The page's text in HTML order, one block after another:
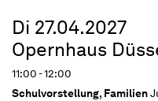
Di 27.04.2027
Opernhaus
11:00 - 12:00
Schulvorstellung, Familien